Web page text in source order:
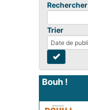
Rechercher
Trier
Bouh !